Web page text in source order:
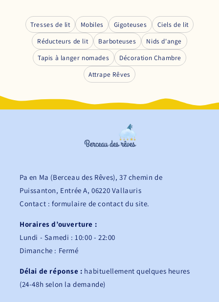
Tresses de lit Mobiles Gigoteuses
Ciels de lit
Réducteurs de lit
Barboteuses
Nids d'ange
Tapis à langer nomades
Décoration Chambre
Attrape Rêves
Pa en Ma (Berceau des Rêves), 37 chemin de
Puissanton, Entrée A, 06220 Vallauris
Contact : formulaire de contact du site.
Horaires d’ouverture :
Lundi - Samedi : 10:00 - 22:00
Dimanche : Fermé
Délai de réponse : habituellement quelques heures
(24-48h selon la demande)